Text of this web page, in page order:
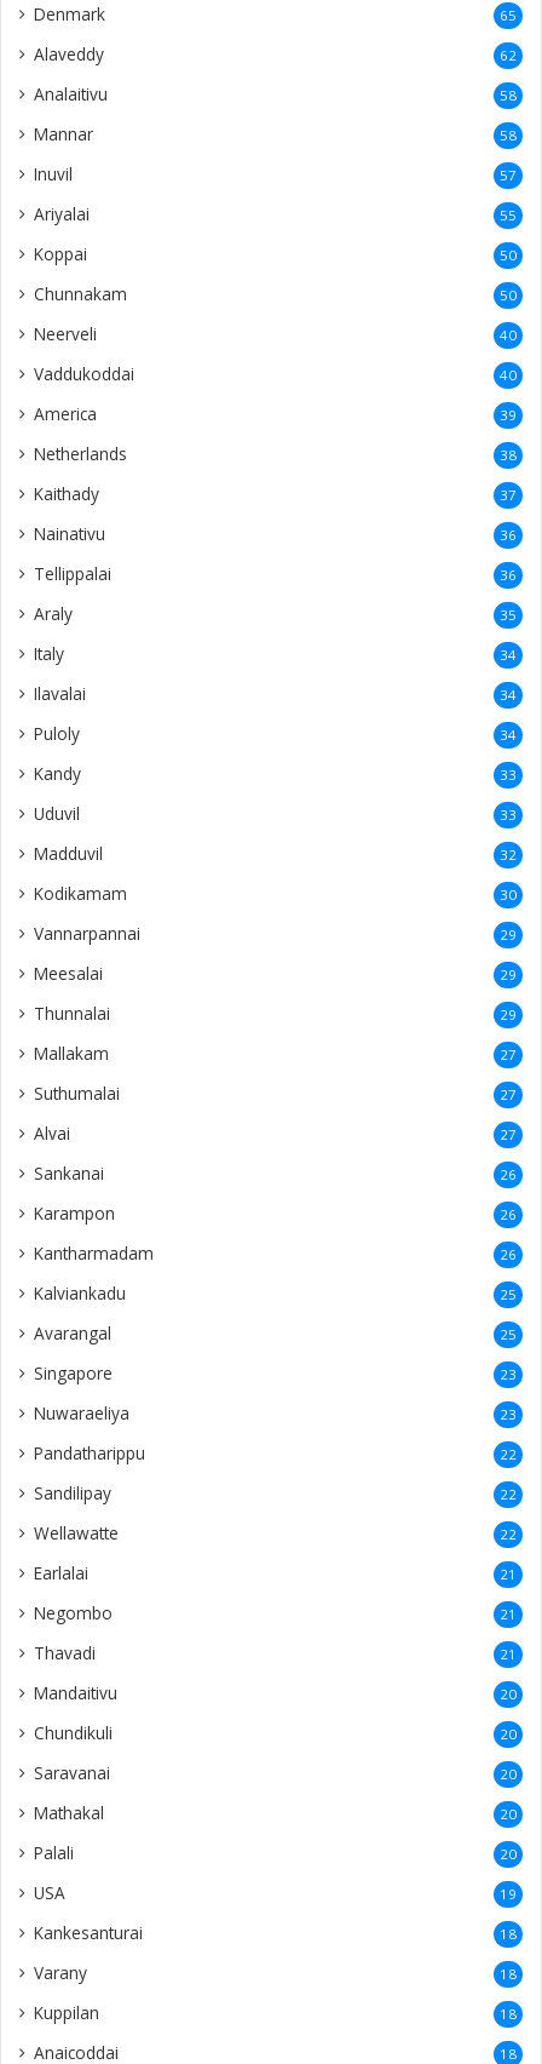
Denmark 65
Alaveddy 62
Analaitivu 58
Mannar 58
Inuvil 57
Ariyalai 55
Koppai 50
Chunnakam 50
Neerveli 40
Vaddukoddai 40
America 39
Netherlands 38
Kaithady 37
Nainativu 36
Tellippalai 36
Araly 35
Italy 34
Ilavalai 34
Puloly 34
Kandy 33
Uduvil 33
Madduvil 32
Kodikamam 30
Vannarpannai 29
Meesalai 29
Thunnalai 29
Mallakam 27
Suthumalai 27
Alvai 27
Sankanai 26
Karampon 26
Kantharmadam 26
Kalviankadu 25
Avarangal 25
Singapore 23
Nuwaraeliya 23
Pandatharippu 22
Sandilipay 22
Wellawatte 22
Earlalai 21
Negombo 21
Thavadi 21
Mandaitivu 20
Chundikuli 20
Saravanai 20
Mathakal 20
Palali 20
USA 19
Kankesanturai 18
Varany 18
Kuppilan 18
Anaicoddai 18